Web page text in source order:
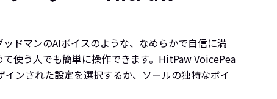
ドマンのAIボイスのような、なめらかで自信に満
使う人でも簡単に操作できます。HitPaw VoicePea
ンされた設定を選択するか、ソールの独特なボイ